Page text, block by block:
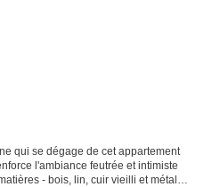
qui se dégage de cet appartement
l'ambiance feutrée et intimiste
- bois, lin, cuir vieilli et métal